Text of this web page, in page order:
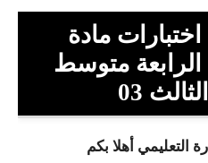
السنة الرابعة ابتدائي
السنة الخامسة ابتدائي
شهادة التعليم الابتدائي
تزيين القسم
مادة
الرابعة متوسط
03
التعليمي أهلا بكم